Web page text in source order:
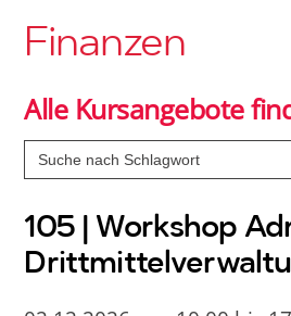
Finanzen
Alle Kursangebote
Search
for:
105 | Workshop